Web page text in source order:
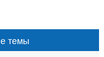
темы